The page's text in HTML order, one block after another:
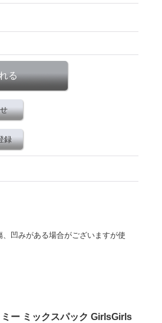
録
凹みがある場合がございますが使
ー ミックスパック GirlsGirls